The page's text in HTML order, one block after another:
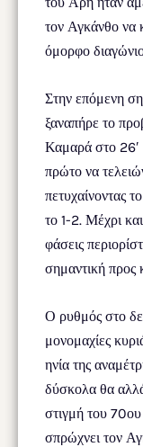
τον Αγκάνθο να
όμορφο
Στην επόμενη
ξαναπήρε το
Καμαρά στο 26′
πρώτο να
πετυχαίνοντας
το 1-2. Μέχρι
φάσεις
σημαντική προς
Ο ρυθμός στο
μονομαχίες
ηνία της
δύσκολα θα
στιγμή του
σπρώχνει τον